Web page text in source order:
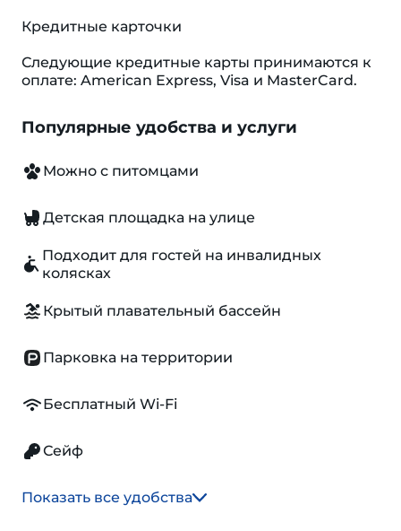
Кредитные карточки
Следующие кредитные карты принимаются к
оплате: American Express, Visa и MasterCard.
Популярные удобства и услуги
Можно с питомцами
Детская площадка на улице
Подходит для гостей на инвалидных
колясках
Крытый плавательный бассейн
Парковка на территории
Бесплатный Wi-Fi
Сейф
Показать все удобства